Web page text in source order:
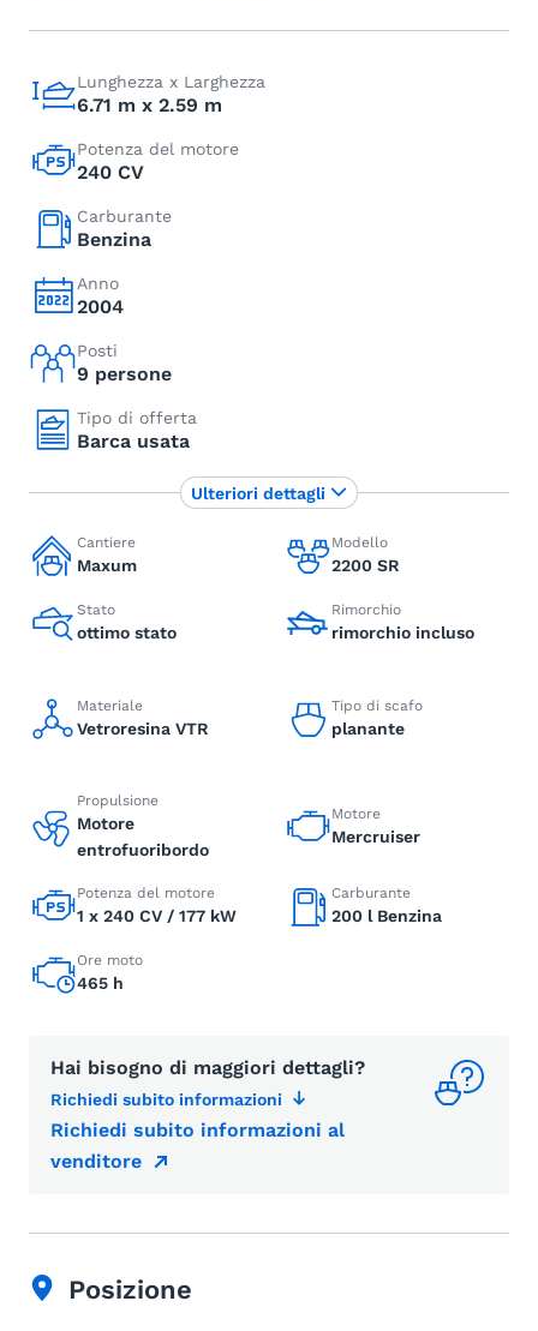
Lunghezza x Larghezza
6.71 m x 2.59 m
Potenza del motore
240 CV
Carburante
Benzina
Anno
2004
Posti
9 persone
Tipo di offerta
Barca usata
Cantiere
Maxum
Modello
2200 SR
Stato
ottimo stato
Rimorchio
rimorchio incluso
Materiale
Vetroresina VTR
Tipo di scafo
planante
Propulsione
Motore
entrofuoribordo
Motore
Mercruiser
Potenza del motore
1 x 240 CV / 177 kW
Carburante
200 l Benzina
Ore moto
465 h
Hai bisogno di maggiori dettagli?
Richiedi subito informazioni
Richiedi subito informazioni al
venditore
Ulteriori dettagli
Posizione